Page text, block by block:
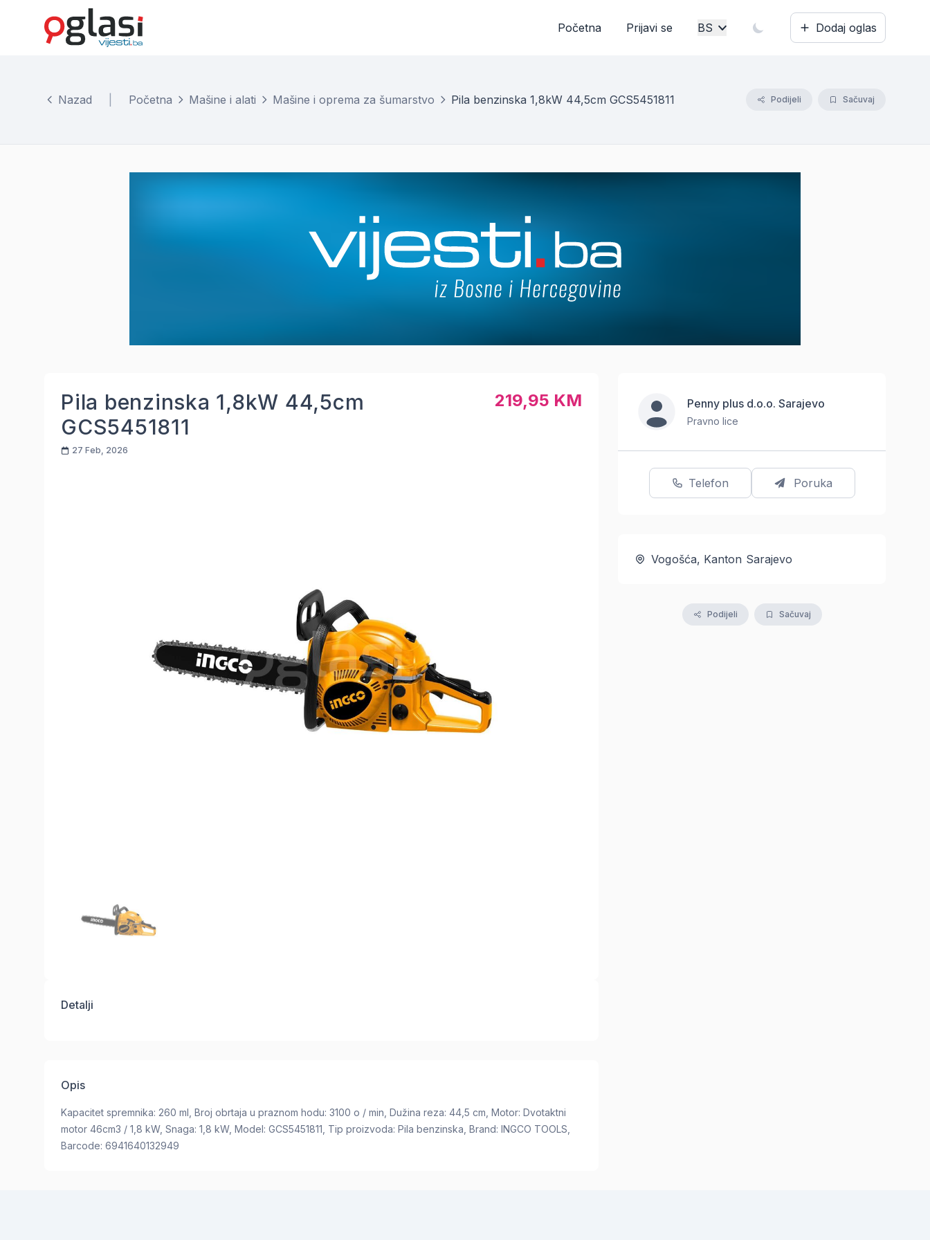
Početna Prijavi se BS Dodaj oglas
Nazad Početna Mašine i alati Mašine i oprema za šumarstvo Pila benzinska 1,8kW 44,5cm GCS5451811 Podijeli Sačuvaj
Pila benzinska 1,8kW 44,5cm
GCS5451811
27 Feb, 2026
219,95 KM
Detalji
Opis
Kapacitet spremnika: 260 ml, Broj obrtaja u praznom hodu: 3100 o / min, Dužina reza: 44,5 cm, Motor: Dvotaktni
motor 46cm3 / 1,8 kW, Snaga: 1,8 kW, Model: GCS5451811, Tip proizvoda: Pila benzinska, Brand: INGCO TOOLS,
Barcode: 6941640132949
Penny plus d.o.o. Sarajevo
Pravno lice
Telefon Poruka
Vogošća, Kanton Sarajevo
Podijeli Sačuvaj